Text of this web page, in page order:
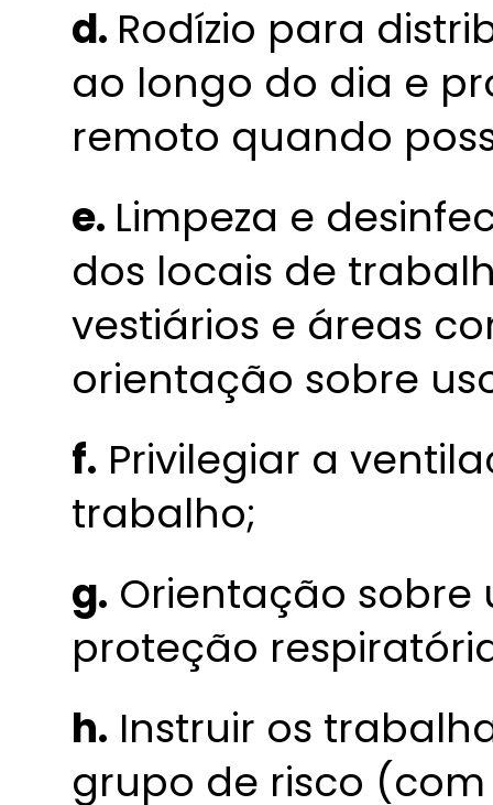
d. Rodízio para
ao longo do dia e
remoto quando
e. Limpeza e
dos locais de
vestiários e áreas
orientação sobre
f. Privilegiar a
trabalho;
g. Orientação sobre
proteção
h. Instruir os
grupo de risco